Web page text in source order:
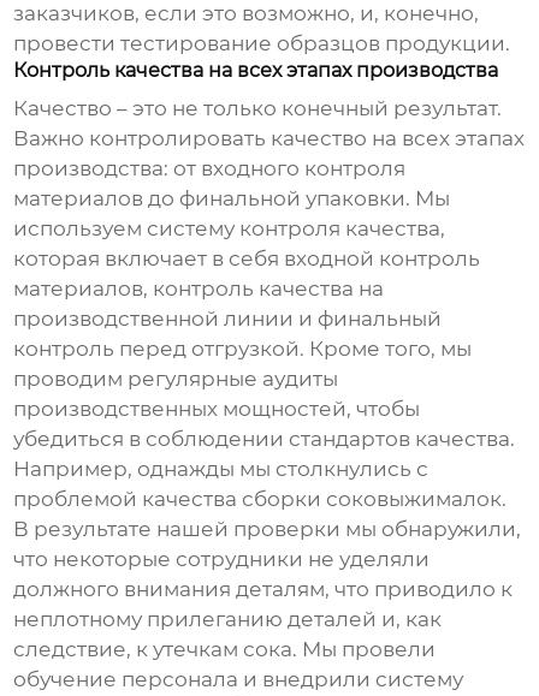
заказчиков, если это возможно, и, конечно,
провести тестирование образцов продукции.
Контроль качества на всех этапах производства
Качество – это не только конечный результат.
Важно контролировать качество на всех этапах
производства: от входного контроля
материалов до финальной упаковки. Мы
используем систему контроля качества,
которая включает в себя входной контроль
материалов, контроль качества на
производственной линии и финальный
контроль перед отгрузкой. Кроме того, мы
проводим регулярные аудиты
производственных мощностей, чтобы
убедиться в соблюдении стандартов качества.
Например, однажды мы столкнулись с
проблемой качества сборки соковыжималок.
В результате нашей проверки мы обнаружили,
что некоторые сотрудники не уделяли
должного внимания деталям, что приводило к
неплотному прилеганию деталей и, как
следствие, к утечкам сока. Мы провели
обучение персонала и внедрили систему